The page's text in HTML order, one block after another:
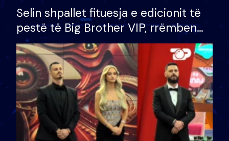
Selin shpallet fituesja e edicionit të
pestë të Big Brother VIP, rrëmben
çmimin e madh prej 100 mijë eurosh